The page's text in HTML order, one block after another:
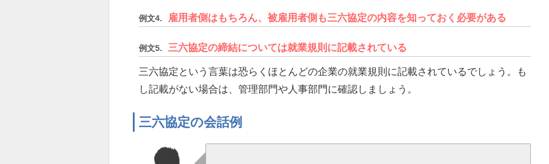
例文4. 雇用者側はもちろん、被雇用者側も三六協定の内容を知っておく必要がある
例文5. 三六協定の締結については就業規則に記載されている
三六協定という言葉は恐らくほとんどの企業の就業規則に記載されているでしょう。も
し記載がない場合は、管理部門や人事部門に確認しましょう。
三六協定の会話例